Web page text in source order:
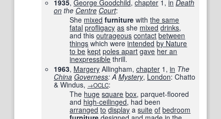
1935, George Goodchild, chapter 1, in Death
on the Centre Court:
She mixed furniture withthe same
fatal profligacy as she mixed drinks,
and thisoutrageous contact between
things which wereintended by Nature
to be kept poles apart gave her an
inexpressible thrill.
1963, Margery Allingham, chapter 1, in The
China Governess: A Mystery, London: Chatto
& Windus, →OCLC:
The huge square box, parquet-floored
and high-ceilinged, had been
arranged to display asuite of bedroom